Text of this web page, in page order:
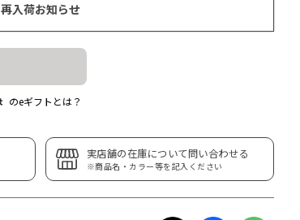
再入荷お知らせ
のeギフトとは？
実店舗の在庫について問い合わせる
※商品名・カラー等を記入ください